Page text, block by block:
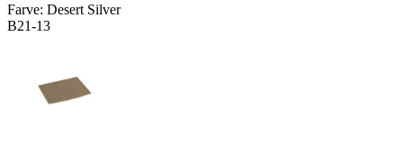
Farve: Desert Silver
B21-13